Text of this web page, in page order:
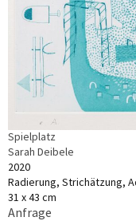
Spielplatz
Sarah Deibele
2020
Radierung, Strichätzung,
31 x 43 cm
Anfrage